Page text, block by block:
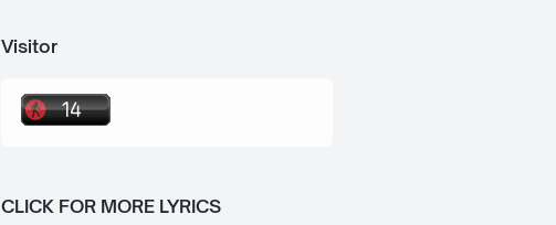
Visitor
CLICK FOR MORE LYRICS